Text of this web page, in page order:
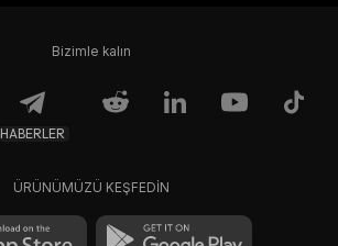
Bizimle kalın
HABERLER
ÜRÜNÜMÜZÜ KEŞFEDİN